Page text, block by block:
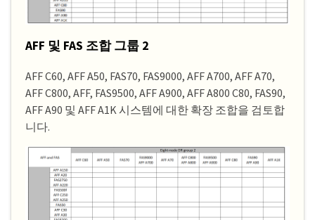
AFF 및 FAS 조합 그룹 2
AFF C60, AFF A50, FAS70, FAS9000, AFF A700, AFF A70,
AFF C800, AFF, FAS9500, AFF A900, AFF A800 C80, FAS90,
AFF A90 및 AFF A1K 시스템에 대한 확장 조합을 검토합
니다.